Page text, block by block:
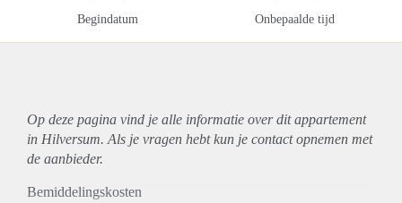
Begindatum Onbepaalde tijd
Op deze pagina vind je alle informatie over ditappartement
in Hilversum. Als je vragen hebt kun je contact opnemen met
de aanbieder.
Bemiddelingskosten